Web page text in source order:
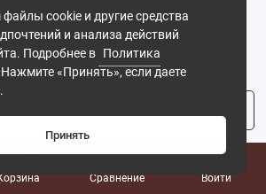
0
Сравнение
Войти
cookie и другие средства
и анализа действий
Подробнее в Политика
Нажмите «Принять», если даете
Принять